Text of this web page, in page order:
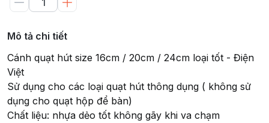
Mô tả chi tiết
Cánh quạt hút size 16cm / 20cm / 24cm loại tốt - Điện
Việt
Sử dụng cho các loại quạt hút thông dụng ( không sử
dụng cho quạt hộp để bàn)
Chất liệu: nhựa dẻo tốt không gãy khi va chạm